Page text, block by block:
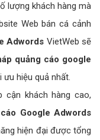
lượng khách hàng mà
Web bán cá cảnh
Adwords VietWeb sẽ
quảng cáo google
hiệu quả nhất.
cận khách hàng cao,
Google Adwords
hiện đại được tổng